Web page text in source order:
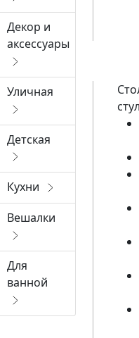
Декор и
аксессуары
Уличная
Детская
Кухни
Вешалки
Для
ванной